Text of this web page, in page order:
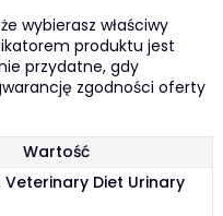
wybierasz właściwy
produktu jest
przydatne, gdy
zgodności oferty
Wartość
Veterinary Diet Urinary